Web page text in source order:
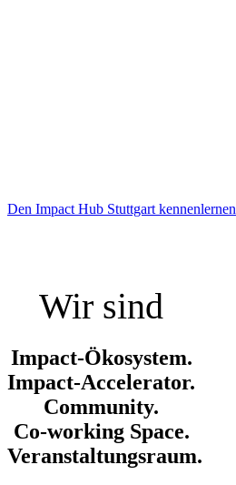
Den Impact Hub Stuttgart kennenlernen
Wir sind
Impact-Ökosystem.
Impact-Accelerator.
Community.
Co-working Space.
Veranstaltungsraum.